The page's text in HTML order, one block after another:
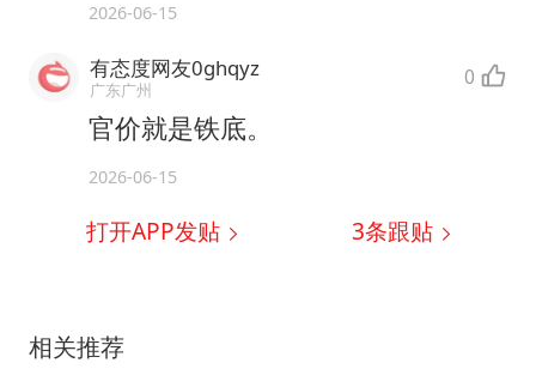
2026-06-15
有态度网友0ghqyz
广东广州 0
官价就是铁底。
2026-06-15
打开APP发贴 3条跟贴
相关推荐